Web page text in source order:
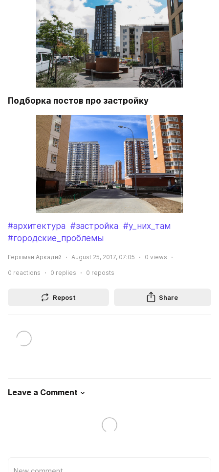
Подборка постов про застройку
#архитектура #застройка #у_них_там
#городские_проблемы
Гершман Аркадий August 25, 2017, 07:05 0 views
0 reactions 0 replies 0 reposts
Repost Share
Leave a Comment